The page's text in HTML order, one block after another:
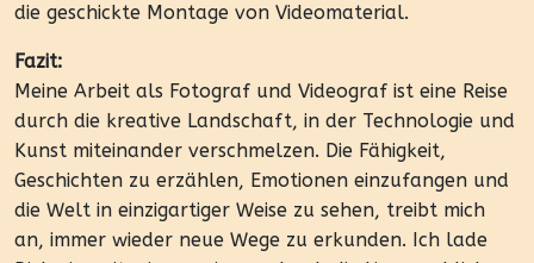
die geschickte Montage von Videomaterial.
Fazit:
Meine Arbeit als Fotograf und Videograf ist eine Reise
durch die kreative Landschaft, in der Technologie und
Kunst miteinander verschmelzen. Die Fähigkeit,
Geschichten zu erzählen, Emotionen einzufangen und
die Welt in einzigartiger Weise zu sehen, treibt mich
an, immer wieder neue Wege zu erkunden. Ich lade